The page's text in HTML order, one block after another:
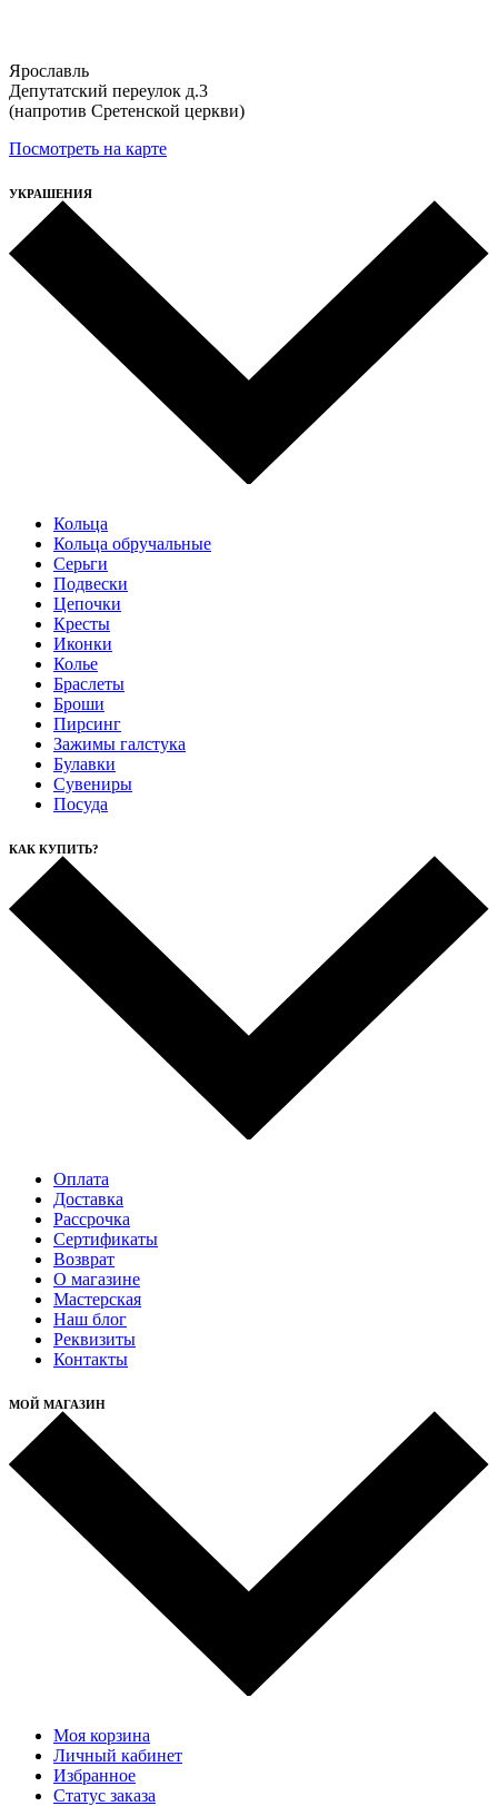
Ярославль
Депутатский переулок д.3
(напротив Сретенской церкви)
Посмотреть на карте
УКРАШЕНИЯ
Кольца
Кольца обручальные
Серьги
Подвески
Цепочки
Кресты
Иконки
Колье
Браслеты
Броши
Пирсинг
Зажимы галстука
Булавки
Сувениры
Посуда
КАК КУПИТЬ?
Оплата
Доставка
Рассрочка
Cертификаты
Возврат
О магазине
Мастерская
Наш блог
Реквизиты
Контакты
МОЙ МАГАЗИН
Моя корзина
Личный кабинет
Избранное
Статус заказа